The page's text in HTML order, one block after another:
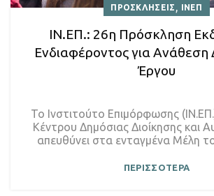
ΠΡΟΣΚΛΗΣΕΙΣ , ΙΝΕΠ
ΙΝ.ΕΠ.: 26η Πρόσκληση
Ενδιαφέροντος για Ανάθεση
Έργου
Το Ινστιτούτο Επιμόρφωσης
Κέντρου Δημόσιας Διοίκησης και
απευθύνει στα ενταγμένα Μέλη
ΠΕΡΙΣΣΟΤΕΡΑ